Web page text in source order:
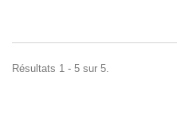
Résultats 1 - 5 sur 5.